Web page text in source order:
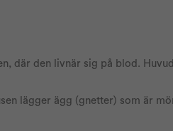
där den livnär sig på blod.
lägger ägg (gnetter) som är